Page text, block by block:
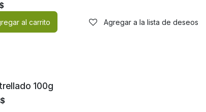
al carrito Agregar a la lista de deseos
100g